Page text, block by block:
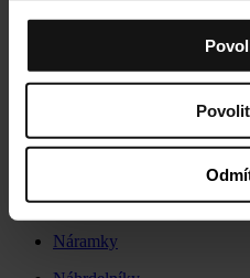
Novinky
Zvýhodněné sety
Náramky